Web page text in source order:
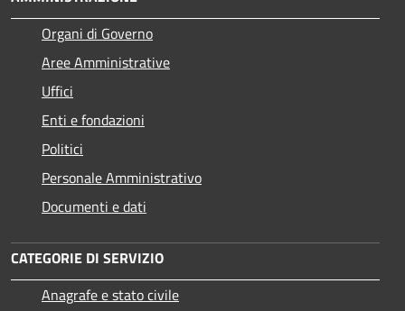
Organi di Governo
Aree Amministrative
Uffici
Enti e fondazioni
Politici
Personale Amministrativo
Documenti e dati
CATEGORIE DI SERVIZIO
Anagrafe e stato civile